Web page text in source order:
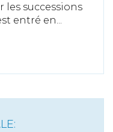
les successions
entré en...